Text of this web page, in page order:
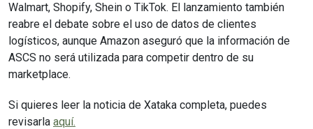
Walmart, Shopify, Shein o TikTok. El lanzamiento también
reabre el debate sobre el uso de datos de clientes
logísticos, aunque Amazon aseguró que la información de
ASCS no será utilizada para competir dentro de su
marketplace.
Si quieres leer la noticia de Xataka completa, puedes
revisarla aquí.